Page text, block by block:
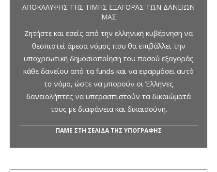
ΑΠΟΚΆΛΥΨΗΣ ΤΗΣ ΤΙΜΉΣ ΕΞΑΓΟΡΆΣ ΤΩΝ ΔΑΝΕΊΩΝ
ΜΑΣ
Ζητήστε και εσείς από την ελληνική κυβέρνηση να
θεσπιστεί άμεσα νόμος που θα επιβάλλει την
υποχρεωτική δημοσιοποίηση του ποσού εξαγοράς
κάθε δανείου από τα funds και να εφαρμόσει αυτό
το νόμο, ώστε να μπορούν οι Έλληνες
δανειολήπτες να υπερασπιστούν τα δικαιώματά
τους με διαφάνεια και δικαιοσύνη.
ΠΑΜΕ ΣΤΗ ΣΕΛΙΔΑ ΤΗΣ ΥΠΟΓΡΑΦΗΣ